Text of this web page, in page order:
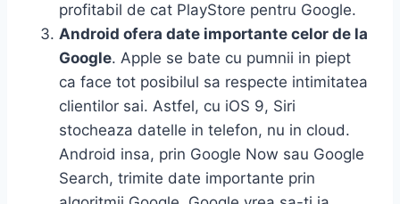
profitabil de cat PlayStore pentru Google.
Android ofera date importante celor de la
Google. Apple se bate cu pumnii in piept
ca face tot posibilul sa respecte intimitatea
clientilor sai. Astfel, cu iOS 9, Siri
stocheaza datelle in telefon, nu in cloud.
Android insa, prin Google Now sau Google
Search, trimite date importante prin